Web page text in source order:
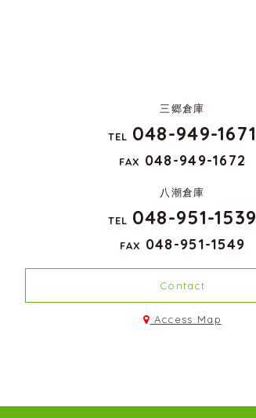
三郷倉庫
TEL 048-949-1671
FAX 048-949-1672
八潮倉庫
TEL 048-951-1539
FAX 048-951-1549
Contact
Access Map